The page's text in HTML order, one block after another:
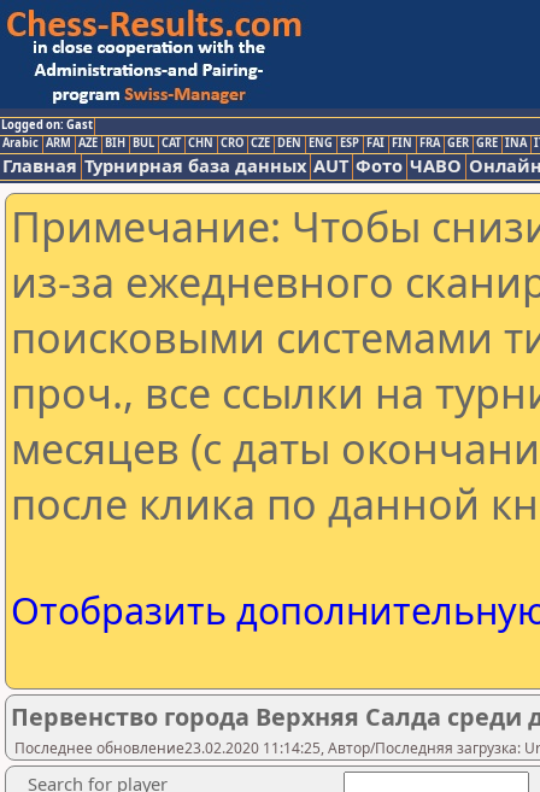
Logged on: Gast
Arabic ARM AZE BIH BUL CAT CHN CRO CZE DEN ENG ESP FAI FIN FRA GER GRE INA
Главная Турнирная база данных AUT Фото ЧАВО
Примечание: Чтобы
из-за ежедневного
поисковыми системами
проч., все ссылки на
месяцев (с даты
после клика по данной
Отобразить
Первенство города Верхняя Салда среди
Последнее обновление23.02.2020 11:14:25, Автор/Последняя загрузка:
Search for player